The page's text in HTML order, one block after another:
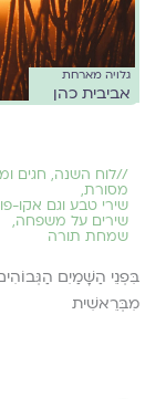
גלויה מארחת
אביבית כהן
//לוח השנה, חגים
מסורת,
שירי טבע וגם אקו-
שירים על משפחה,
שמחת תורה
בִּפְנֵי הַשָּׁמַיִם
מִבְּרֵאשִׁית